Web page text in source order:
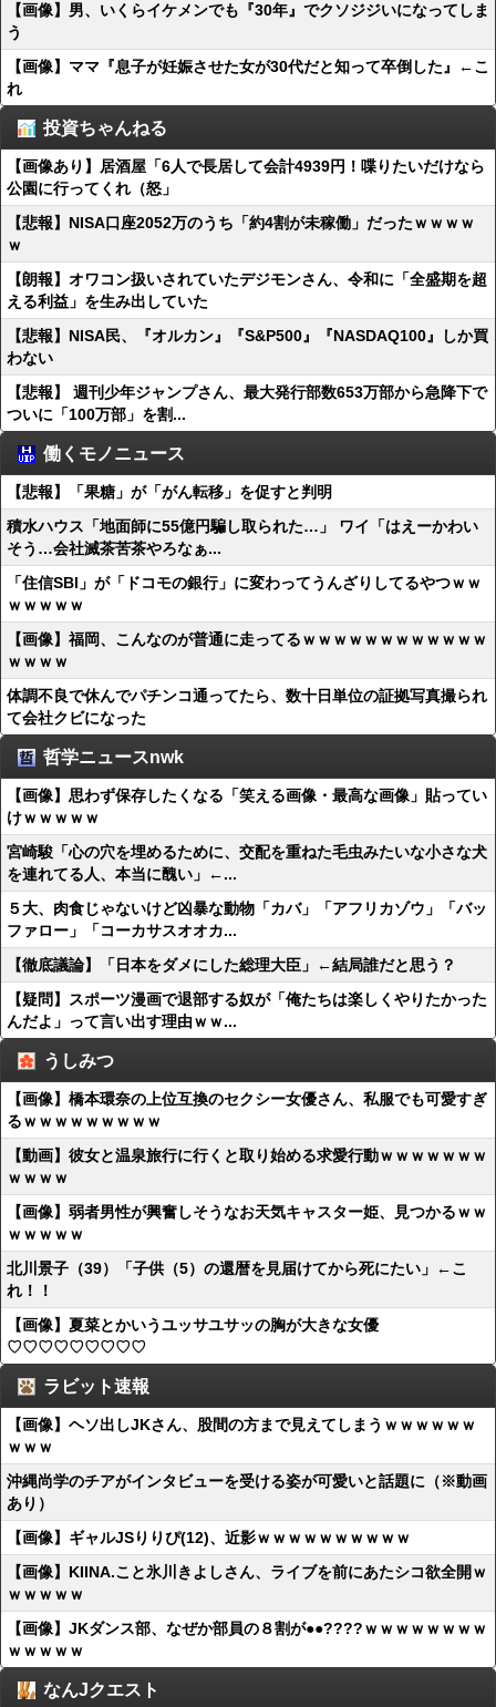
【画像】男、いくらイケメンでも『30年』でクソジジいになってしま
う
【画像】ママ『息子が妊娠させた女が30代だと知って卒倒した』←こ
れ
投資ちゃんねる
【画像あり】居酒屋「6人で長居して会計4939円！喋りたいだけなら
公園に行ってくれ（怒」
【悲報】NISA口座2052万のうち「約4割が未稼働」だったｗｗｗｗ
ｗ
【朗報】オワコン扱いされていたデジモンさん、令和に「全盛期を超
える利益」を生み出していた
【悲報】NISA民、『オルカン』『S&P500』『NASDAQ100』しか買
わない
【悲報】 週刊少年ジャンプさん、最大発行部数653万部から急降下で
ついに「100万部」を割...
働くモノニュース
【悲報】「果糖」が「がん転移」を促すと判明
積水ハウス「地面師に55億円騙し取られた…」 ワイ「はえーかわい
そう…会社滅茶苦茶やろなぁ...
「住信SBI」が「ドコモの銀行」に変わってうんざりしてるやつｗｗ
ｗｗｗｗｗ
【画像】福岡、こんなのが普通に走ってるｗｗｗｗｗｗｗｗｗｗｗｗ
ｗｗｗｗ
体調不良で休んでパチンコ通ってたら、数十日単位の証拠写真撮られ
て会社クビになった
哲学ニュースnwk
【画像】思わず保存したくなる「笑える画像・最高な画像」貼ってい
けｗｗｗｗｗ
宮崎駿「心の穴を埋めるために、交配を重ねた毛虫みたいな小さな犬
を連れてる人、本当に醜い」←...
５大、肉食じゃないけど凶暴な動物「カバ」「アフリカゾウ」「バッ
ファロー」「コーカサスオオカ...
【徹底議論】「日本をダメにした総理大臣」←結局誰だと思う？
【疑問】スポーツ漫画で退部する奴が「俺たちは楽しくやりたかった
んだよ」って言い出す理由ｗｗ...
うしみつ
【画像】橋本環奈の上位互換のセクシー女優さん、私服でも可愛すぎ
るｗｗｗｗｗｗｗｗｗ
【動画】彼女と温泉旅行に行くと取り始める求愛行動ｗｗｗｗｗｗｗ
ｗｗｗｗ
【画像】弱者男性が興奮しそうなお天気キャスター姫、見つかるｗｗ
ｗｗｗｗｗ
北川景子（39）「子供（5）の還暦を見届けてから死にたい」←こ
れ！！
【画像】夏菜とかいうユッサユサッの胸が大きな女優
♡♡♡♡♡♡♡♡♡
ラビット速報
【画像】ヘソ出しJKさん、股間の方まで見えてしまうｗｗｗｗｗｗ
ｗｗｗ
沖縄尚学のチアがインタビューを受ける姿が可愛いと話題に（※動画
あり）
【画像】ギャルJSりりぴ(12)、近影ｗｗｗｗｗｗｗｗｗｗ
【画像】KIINA.こと氷川きよしさん、ライブを前にあたシコ欲全開ｗ
ｗｗｗｗｗ
【画像】JKダンス部、なぜか部員の８割が●●????ｗｗｗｗｗｗｗｗ
ｗｗｗｗｗ
なんJクエスト